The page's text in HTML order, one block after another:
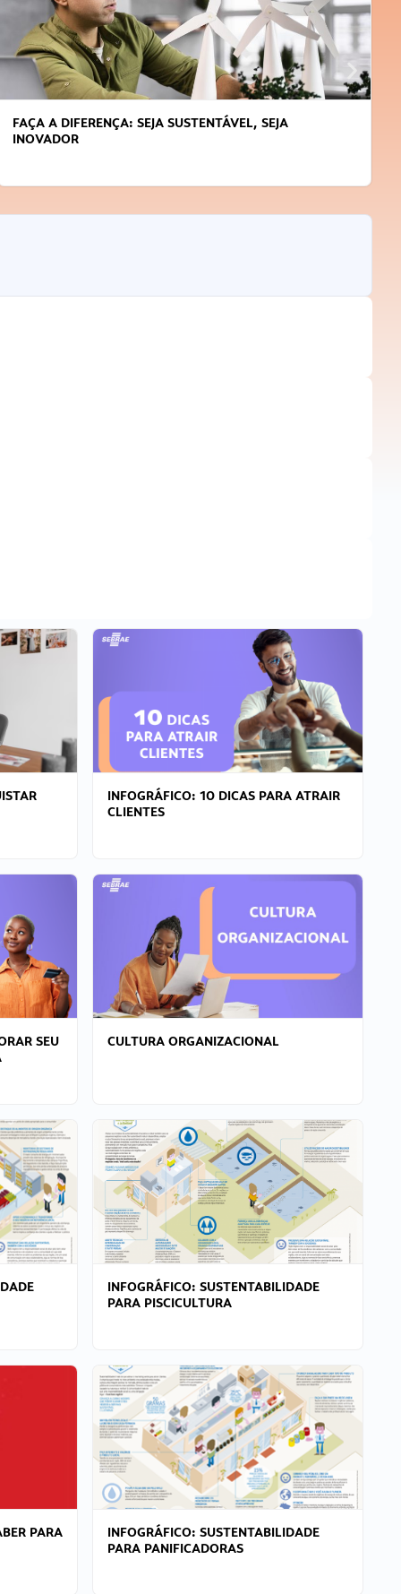
FAÇA A DIFERENÇA: SEJA SUSTENTÁVEL, SEJA
INOVADOR
INFOGRÁFICO: 10 DICAS PARA ATRAIR
CLIENTES
SEU
CULTURA ORGANIZACIONAL
INFOGRÁFICO: SUSTENTABILIDADE
PARA PISCICULTURA
PARA
INFOGRÁFICO: SUSTENTABILIDADE
PARA PANIFICADORAS